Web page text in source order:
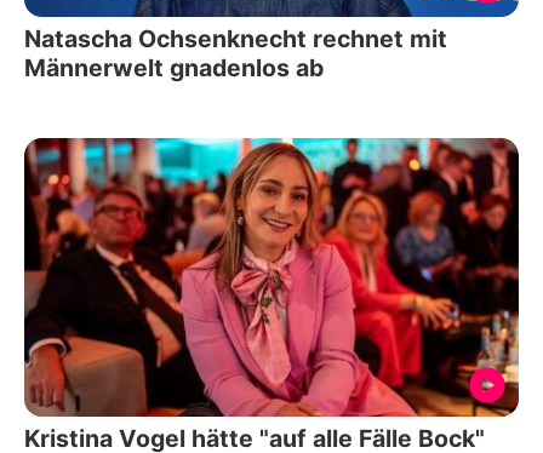
Natascha Ochsenknecht rechnet mit
Männerwelt gnadenlos ab
Kristina Vogel hätte "auf alle Fälle Bock"